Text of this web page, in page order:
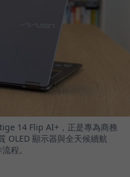
14 Flip AI+，正是專為商務
OLED 顯示器與全天候續航
程。